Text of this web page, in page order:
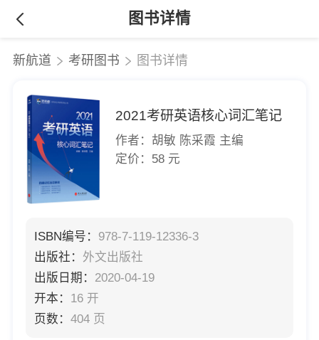
图书详情
新航道 考研图书 图书详情
2021考研英语核心词汇笔记
作者：胡敏 陈采霞 主编
定价：58 元
ISBN编号： 978-7-119-12336-3
出版社： 外文出版社
出版日期： 2020-04-19
开本： 16 开
页数： 404 页